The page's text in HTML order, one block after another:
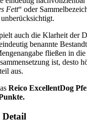
Fett“ oder
auch die Klarheit der
benannte
fließen in
ist, desto
aus.
Reico ExcellentDog
Detail